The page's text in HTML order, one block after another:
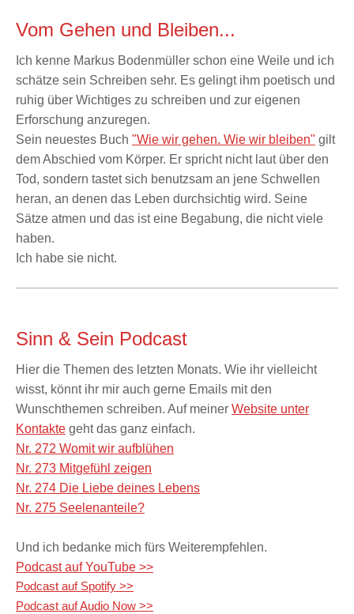
Vom Gehen und Bleiben...
Ich kenne Markus Bodenmüller schon eine Weile und ich
schätze sein Schreiben sehr. Es gelingt ihm poetisch und
ruhig über Wichtiges zu schreiben und zur eigenen
Erforschung anzuregen.
Sein neuestes Buch "Wie wir gehen. Wie wir bleiben" gilt
dem Abschied vom Körper. Er spricht nicht laut über den
Tod, sondern tastet sich benutzsam an jene Schwellen
heran, an denen das Leben durchsichtig wird. Seine
Sätze atmen und das ist eine Begabung, die nicht viele
haben.
Ich habe sie nicht.
Sinn & Sein Podcast
Hier die Themen des letzten Monats. Wie ihr vielleicht
wisst, könnt ihr mir auch gerne Emails mit den
Wunschthemen schreiben. Auf meiner Website unter
Kontakte geht das ganz einfach.
Nr. 272 Womit wir aufblühen
Nr. 273 Mitgefühl zeigen
Nr. 274 Die Liebe deines Lebens
Nr. 275 Seelenanteile?
Und ich bedanke mich fürs Weiterempfehlen.
Podcast auf YouTube >>
Podcast auf Spotify >>
Podcast auf Audio Now >>